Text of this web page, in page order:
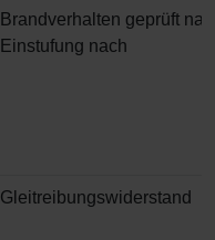
Brandverhalten geprüft
Einstufung nach
Gleitreibungswiderstand